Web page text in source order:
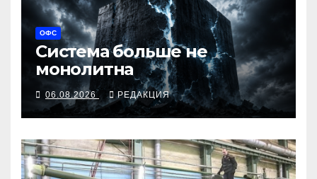
ОФС
Система больше не
монолитна
06.08.2026 РЕДАКЦИЯ